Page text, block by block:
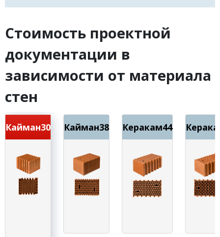
Стоимость проектной
документации в
зависимости от материала
стен
Кайман30 Кайман38 Керакам44